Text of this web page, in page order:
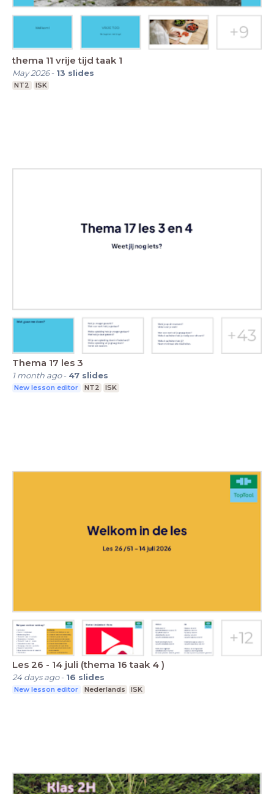
thema 11 vrije tijd taak 1
May 2026- 13 slides
NT2 ISK
Thema 17 les 3
1 month ago- 47 slides
New lesson editor NT2 ISK
Les 26 - 14 juli (thema 16 taak 4 )
24 days ago- 16 slides
New lesson editor Nederlands ISK